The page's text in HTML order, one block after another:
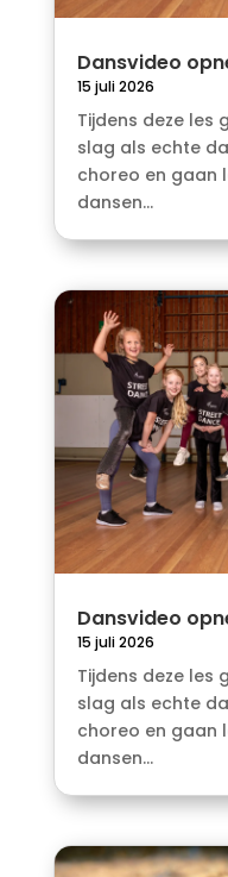
Dansvideo
15 juli 2026
Tijdens deze les
slag als echte
choreo en gaan
dansen...
Dansvideo
15 juli 2026
Tijdens deze les
slag als echte
choreo en gaan
dansen...